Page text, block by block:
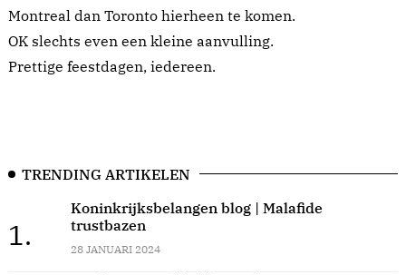
Montreal dan Toronto hierheen te komen.
OK slechts even een kleine aanvulling.
Prettige feestdagen, iedereen.
TRENDING ARTIKELEN
1.
Koninkrijksbelangen blog | Malafide
trustbazen
28 JANUARI 2024